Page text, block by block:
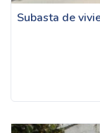
Subasta de